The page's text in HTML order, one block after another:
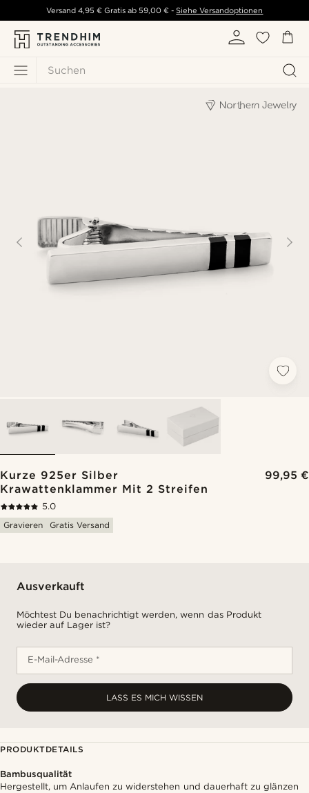
Suchen
Versand 4,95 € Gratis ab 59,00 € - Siehe Versandoptionen
Kurze 925er Silber
Krawattenklammer Mit 2 Streifen
99,95 €
5.0
Gravieren
Gratis Versand
Ausverkauft
Möchtest Du benachrichtigt werden, wenn das Produkt
wieder auf Lager ist?
E-Mail-Adresse *
LASS ES MICH WISSEN
PRODUKTDETAILS
Bambusqualität
Hergestellt, um Anlaufen zu widerstehen und dauerhaft zu glänzen